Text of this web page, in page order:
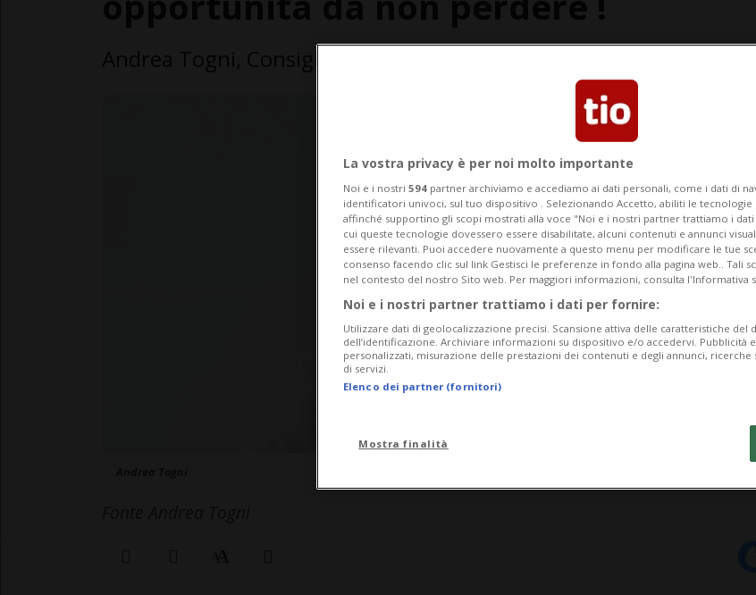
La vostra privacy è per noi molto importante
Noi e i nostri 594 partner archiviamo e accediamo ai dati personali, come i dati di
identificatori univoci, sul tuo dispositivo . Selezionando Accetto, abiliti le tecnologie
affinché supportino gli scopi mostrati alla voce "Noi e i nostri partner trattiamo i
cui queste tecnologie dovessero essere disabilitate, alcuni contenuti e annunci
essere rilevanti. Puoi accedere nuovamente a questo menu per modificare le tue
consenso facendo clic sul link Gestisci le preferenze in fondo alla pagina web.. Tali
nel contesto del nostro Sito web. Per maggiori informazioni, consulta l'Informativa
Noi e i nostri partner trattiamo i dati per fornire:
Utilizzare dati di geolocalizzazione precisi. Scansione attiva delle caratteristiche del
dell’identificazione. Archiviare informazioni su dispositivo e/o accedervi. Pubblicità
personalizzati, misurazione delle prestazioni dei contenuti e degli annunci, ricerche
di servizi.
Elenco dei partner (fornitori)
Mostra finalità